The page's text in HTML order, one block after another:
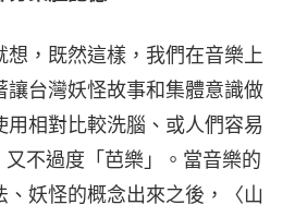
想，既然這樣，我們在音樂上
讓台灣妖怪故事和集體意識做
用相對比較洗腦、或人們容易
不過度「芭樂」。當音樂的
、妖怪的概念出來之後，〈山